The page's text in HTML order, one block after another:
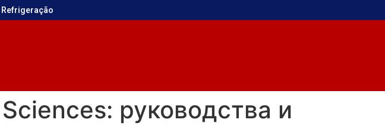
Refrigeração
руководства и